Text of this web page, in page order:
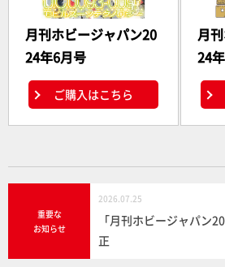
月刊ホビージャパン20
24年6月号
ご購入はこちら
月
24
重要な
お知らせ
2026.07.25
「月刊ホビージャパン
正